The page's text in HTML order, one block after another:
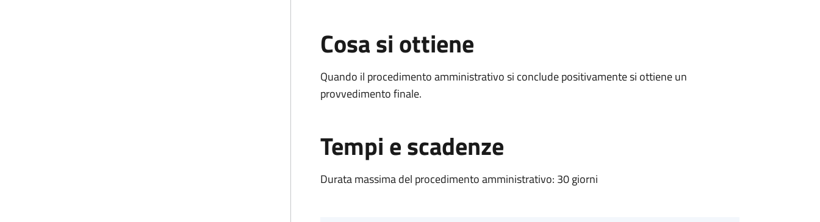
Cosa si ottiene
Quando il procedimento amministrativo si conclude positivamente si ottiene un
provvedimento finale.
Tempi e scadenze
Durata massima del procedimento amministrativo: 30 giorni